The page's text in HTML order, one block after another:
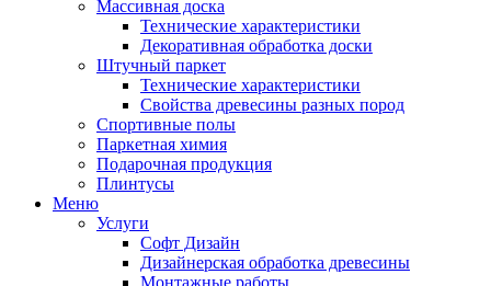
Массивная доска
Технические характеристики
Декоративная обработка доски
Штучный паркет
Технические характеристики
Свойства древесины разных пород
Спортивные полы
Паркетная химия
Подарочная продукция
Плинтусы
Меню
Услуги
Софт Дизайн
Дизайнерская обработка древесины
Монтажные работы